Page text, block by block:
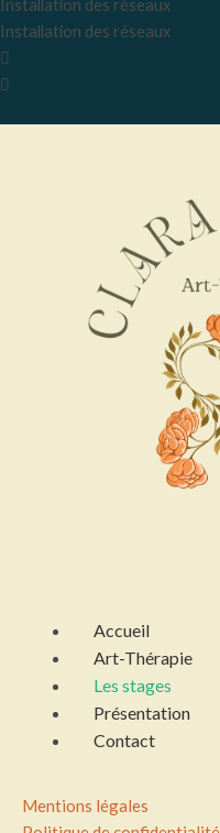
Installation des réseaux
Installation des réseaux
Menu
Accueil
Art-Thérapie
Les stages
Présentation
Contact
Mentions légales